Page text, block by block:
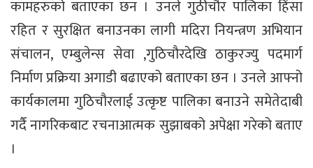
कामहरुको बताएका छन । उनले गुठीचौर पालिका हिंसा
रहित र सुरक्षित बनाउनका लागी मदिरा नियन्त्रण अभियान
संचालन, एम्बुलेन्स सेवा ,गुठिचौरदेखि ठाकुरज्यु पदमार्ग
निर्माण प्रक्रिया अगाडी बढाएको बताएका छन । उनले आफ्नो
कार्यकालमा गुठिचौरलाई उत्कृष्ट पालिका बनाउने समेतेदाबी
गर्दै नागरिकबाट रचनाआत्मक सुझाबको अपेक्षा गरेको बताए
।